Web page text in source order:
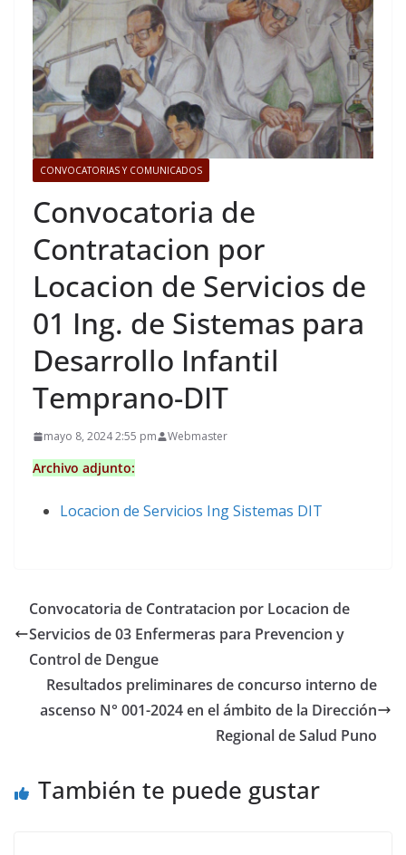
CONVOCATORIAS Y COMUNICADOS
Convocatoria de
Contratacion por
Locacion de Servicios de
01 Ing. de Sistemas para
Desarrollo Infantil
Temprano-DIT
mayo 8, 2024 2:55 pm Webmaster
Archivo adjunto:
Locacion de Servicios Ing Sistemas DIT
Convocatoria de Contratacion por Locacion de
Servicios de 03 Enfermeras para Prevencion y
Control de Dengue
Resultados preliminares de concurso interno de
ascenso N° 001-2024 en el ámbito de la Dirección
Regional de Salud Puno
También te puede gustar